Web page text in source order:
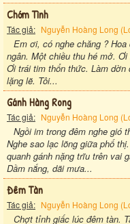
Chớm Tình
Tác giả: Nguyễn Hoàng Long
Em ơi, có nghe chăng ?
ngân. Một chiều thu hé mở.
Ơi trái tim thổn thức. Làm dờn
lặng lẽ. Tôi...
Gánh Hàng Rong
Tác giả: Nguyễn Hoàng Long
Ngồi im trong đêm nghe gió
Nghe sao lạc lõng giữa phố
quanh gánh nặng trĩu trên vai
Dầm nắng, dãi mưa...
Đêm Tàn
Tác giả: Nguyễn Hoàng Long
Chợt tỉnh giấc lúc đêm tàn.